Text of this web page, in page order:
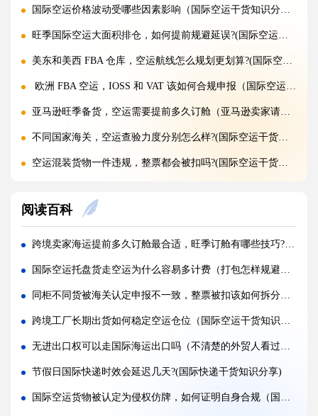
国际空运价格波动受哪些因素影响（国际空运干货知识分享）
旺季国际空运大面积排仓，如何提前规避延误?(国际空运干货知识分享)
美东和美西 FBA 仓库，空运航线怎么规划更划算?(国际空运干货知识分享)
欧洲 FBA 空运，IOSS 和 VAT 该如何合规申报（国际空运干货知识分享）
亚马逊旺季备货，空运需要提前多久订舱（亚马逊卖家请注意）
不同国家海关，空运查验力度分别怎么样?(国际空运干货知识分享)
空运混装货物一件违规，整票都会被扣吗?(国际空运干货知识分享)
空运品名申报错误，会面临哪些罚款与处罚?(国际空运干货知识分享)
国际空运货物被扣，最快多久可以清关放行?(国际空运干货知识分享)
国际空运计费重与实际重、体积重怎么换算（国际空运干货知识分享）
普通货物走国际空运最低多少公斤起运（不清楚的外贸人看过来）
国际空运和国际快递到底有哪些核心区别（国际物流干货知识分享）
国际空运计费重与实际重、体积重怎么换算（国际空运干货知识分享）
国际空运客机和全货机分别适合运什么货物（国际空运干货知识分享）
如何查询国际快递实时物流轨迹?(国际快递干货知识分享)
阅读百科
跨境卖家海运提前多久订舱最合适，旺季订舱有哪些技巧?(国际海运干货知识分享)
国际空运托盘货走空运为什么容易多计费（打包怎样规避虚增体积重）
同柜不同货被海关认定申报不一致，整票被扣该如何拆分处理（国际海运干货知识分享）
跨境工厂长期出货如何稳定空运仓位（国际空运干货知识分享）
无进出口权可以走国际海运出口吗（不清楚的外贸人看过来）
节假日国际快递时效会延迟几天?(国际快递干货知识分享)
国际空运货物被认定为侵权仿牌，如何证明自身合规（国际空运干货知识分享）